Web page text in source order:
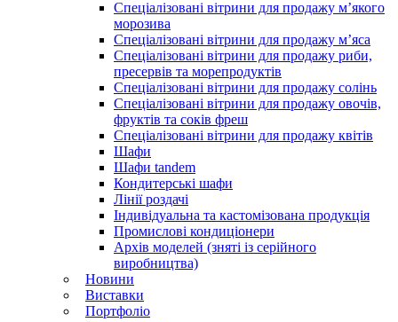
Спеціалізовані вітрини для продажу м’якого
морозива
Спеціалізовані вітрини для продажу м’яса
Спеціалізовані вітрини для продажу риби,
пресервів та морепродуктів
Спеціалізовані вітрини для продажу солінь
Спеціалізовані вітрини для продажу овочів,
фруктів та соків фреш
Спеціалізовані вітрини для продажу квітів
Шафи
Шафи tandem
Кондитерські шафи
Лінії роздачі
Індивідуальна та кастомізована продукція
Промислові кондиціонери
Архів моделей (зняті із серійного
виробництва)
Новини
Виставки
Портфоліо